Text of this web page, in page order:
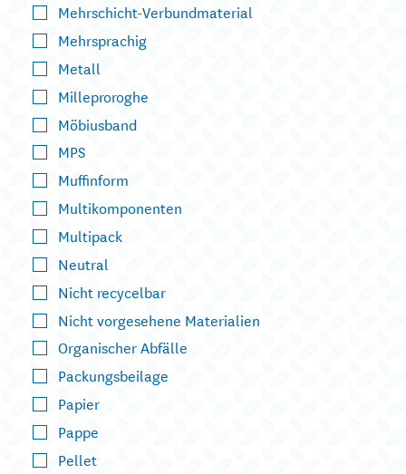
Mehrschicht-Verbundmaterial
Mehrsprachig
Metall
Milleproroghe
Möbiusband
MPS
Muffinform
Multikomponenten
Multipack
Neutral
Nicht recycelbar
Nicht vorgesehene Materialien
Organischer Abfälle
Packungsbeilage
Papier
Pappe
Pellet